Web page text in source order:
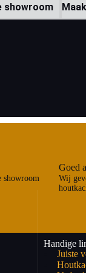
showroom
showroom
Goed
Wij
Handige
Juiste